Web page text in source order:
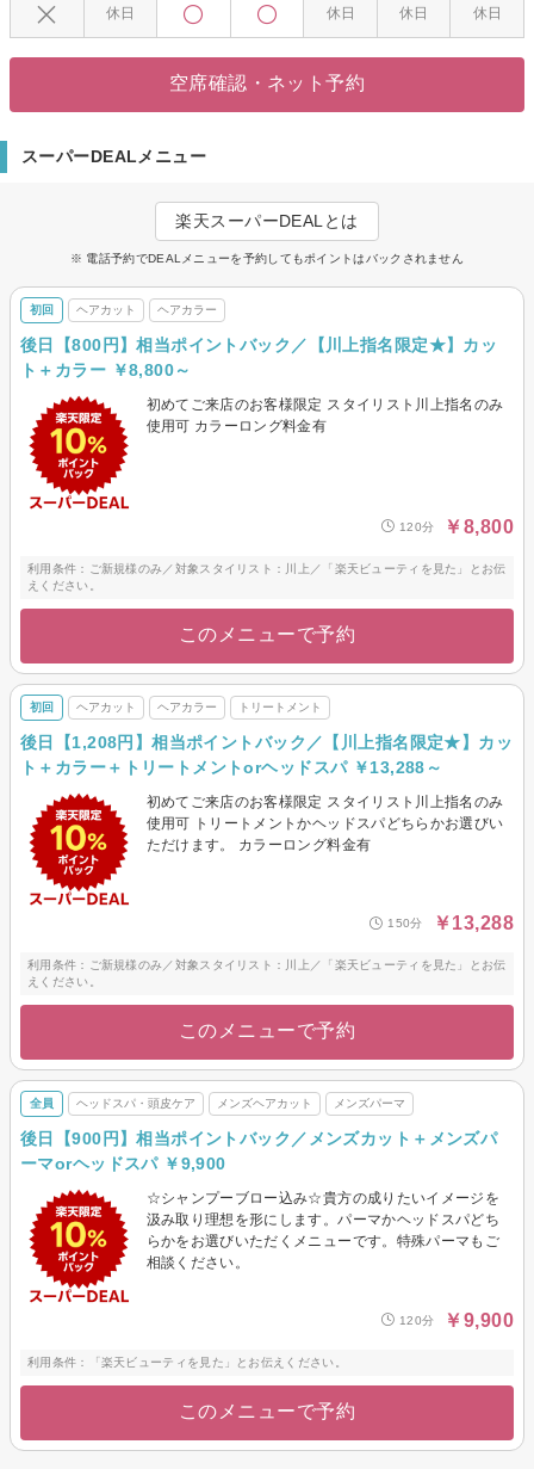
＜頭皮がしみやすい方には“ゼロ塗布カラー”がオススメ＞
ラーで！当店のカラー剤はできるだけ頭皮や髪にやさしいものを厳選。ゼロ
塗布技術を全スタイリストができます。
休日 休日 休日 休日
空席確認・ネット予約
スーパーDEALメニュー
楽天スーパーDEALとは
※ 電話予約でDEALメニューを予約してもポイントはバックされません
初回 ヘアカット ヘアカラー
後日【800円】相当ポイントバック／【川上指名限定★】カッ
ト＋カラー ￥8,800～
初めてご来店のお客様限定 スタイリスト川上指名のみ
使用可 カラーロング料金有
120分 ￥8,800
利用条件：ご新規様のみ／対象スタイリスト：川上／「楽天ビューティを見た」とお伝
えください。
このメニューで予約
初回 ヘアカット ヘアカラー トリートメント
後日【1,208円】相当ポイントバック／【川上指名限定★】カッ
ト＋カラー＋トリートメントorヘッドスパ ￥13,288～
初めてご来店のお客様限定 スタイリスト川上指名のみ
使用可 トリートメントかヘッドスパどちらかお選びい
ただけます。 カラーロング料金有
150分 ￥13,288
利用条件：ご新規様のみ／対象スタイリスト：川上／「楽天ビューティを見た」とお伝
えください。
このメニューで予約
全員 ヘッドスパ・頭皮ケア メンズヘアカット メンズパーマ
後日【900円】相当ポイントバック／メンズカット＋メンズパ
ーマorヘッドスパ ￥9,900
☆シャンプーブロー込み☆貴方の成りたいイメージを
汲み取り理想を形にします。パーマかヘッドスパどち
らかをお選びいただくメニューです。特殊パーマもご
相談ください。
120分 ￥9,900
利用条件：「楽天ビューティを見た」とお伝えください。
このメニューで予約